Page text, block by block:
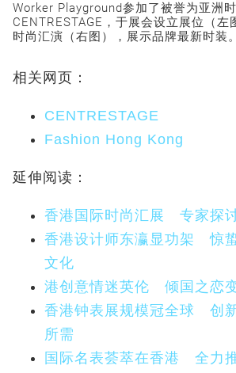
Worker Playground参加了被誉为亚洲
CENTRESTAGE，于展会设立展位（左
时尚汇演（右图），展示品牌最新时装。
相关网页：
CENTRESTAGE
Fashion Hong Kong
延伸阅读：
香港国际时尚汇展 专家探
香港设计师东瀛显功架 惊
文化
港创意情迷英伦 倾国之恋
香港钟表展规模冠全球 创
所需
国际名表荟萃在香港 全力